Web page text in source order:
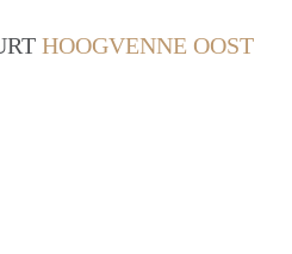
HOOGVENNE OOST